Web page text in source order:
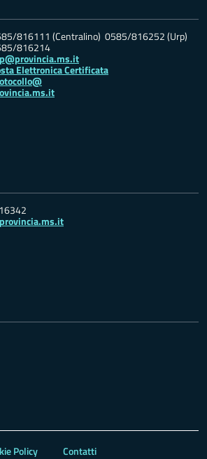
816111 (Centralino) 0585/816252 (Urp)
816214
Elettronica Certificata
Policy Contatti